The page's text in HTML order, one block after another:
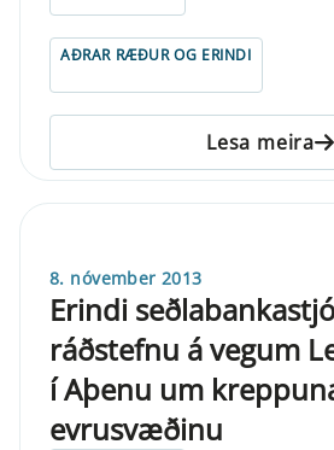
AÐRAR RÆÐUR OG ERINDI
Lesa meira
8. nóvember 2013
Erindi
ráðstefnu á vegum
í Aþenu um
evrusvæðinu